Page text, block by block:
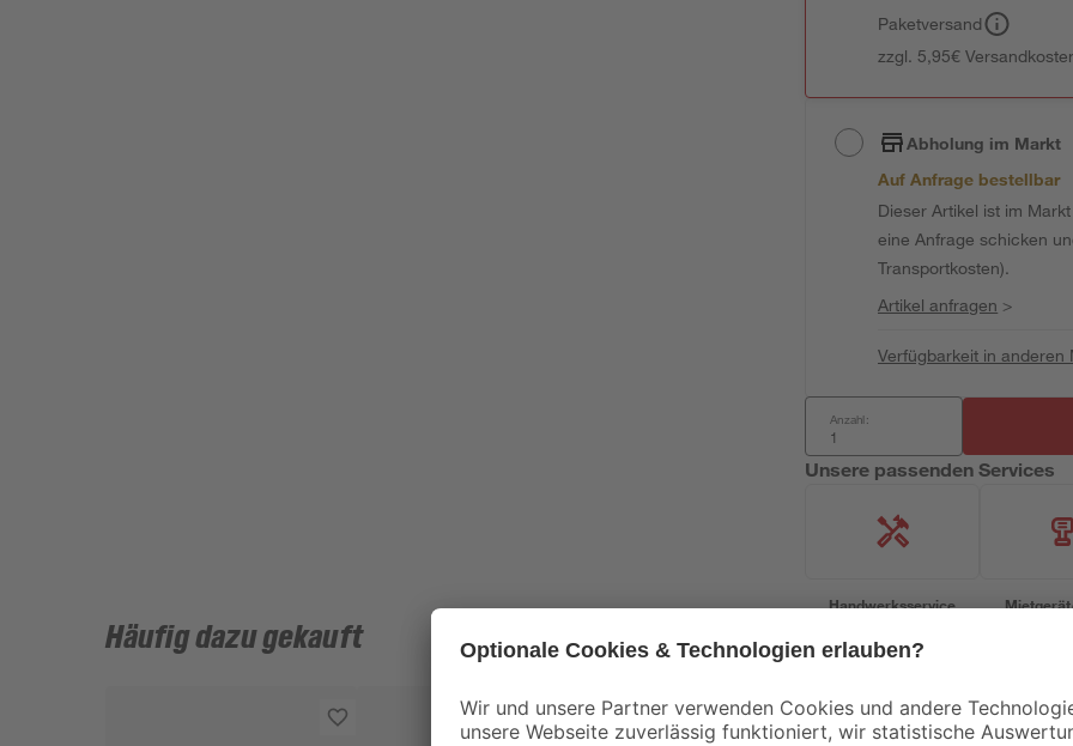
Paketversand
zzgl. 5,95€
Abholung im Markt
Auf Anfrage bestellbar
Dieser Artikel ist im
eine Anfrage schicken
Transportkosten).
Artikel anfragen >
Verfügbarkeit in anderen
Anzahl:
Unsere passenden Services
Handwerksservice
Häufig dazu gekauft